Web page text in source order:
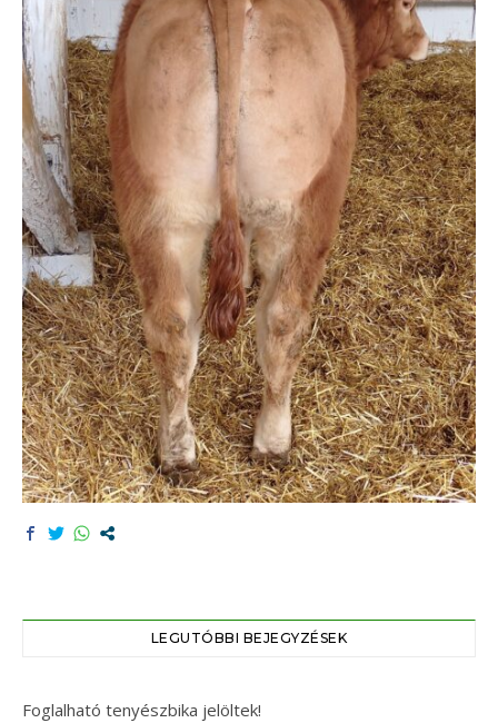
LEGUTÓBBI BEJEGYZÉSEK
Foglalható tenyészbika jelöltek!